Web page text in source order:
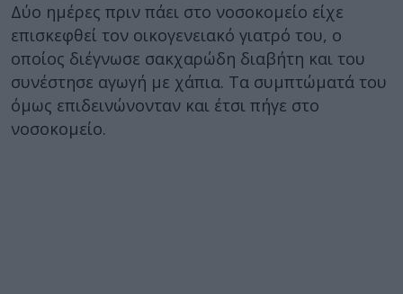
Δύο ημέρες πριν πάει στο νοσοκομείο είχε
επισκεφθεί τον οικογενειακό γιατρό του, ο
οποίος διέγνωσε σακχαρώδη διαβήτη και του
συνέστησε αγωγή με χάπια. Τα συμπτώματά του
όμως επιδεινώνονταν και έτσι πήγε στο
νοσοκομείο.